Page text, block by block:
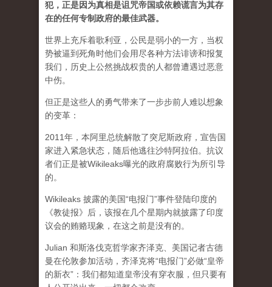
犯，正是因为真相是诅咒帝国或依赖谎言为其存
在的任何专制政府的最佳武器。
世界上充斥着歌利亚，公民是弱小的一方，当权
势被逼到死角时他们会用尽各种方法诽谤和报复
我们，历史上公然挑战权贵的人都曾遭遇过恶意
中伤。
但正是这些人的勇气带来了一步步前人难以想象
的变革：
2011年，本阿里总统解散了突尼斯政府，宣告国
家进入紧急状态，随后他逃往沙特阿拉伯。抗议
者们正是被Wikileaks曝光的政府腐败行为所引导
的。
Wikileaks 披露的美国“电报门”事件登陆印度的
《教徒报》后，该报在几个星期内就披露了印度
议会的贿赂现象，在这之前是没有的。
Julian 和斯洛伐克哲学家齐泽克、美国记者古德
曼在伦敦参加活动，齐泽克将“电报门”必做“皇帝
的新衣”：我们都知道皇帝没有穿衣服，但只要有